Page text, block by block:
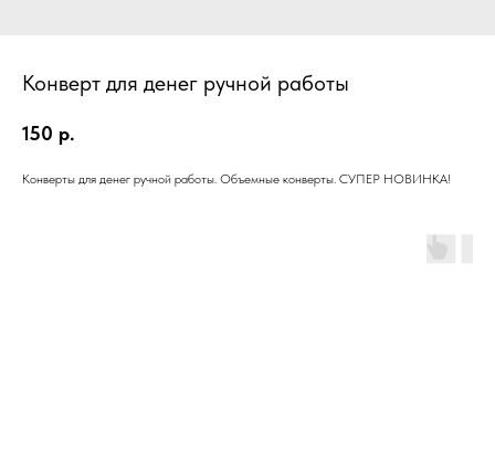
Конверт для денег ручной работы
150 р.
Конверты для денег ручной работы. Объемные конверты. СУПЕР НОВИНКА!